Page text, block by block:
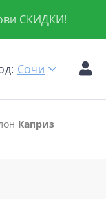
СКИДКИ!
Сочи
Каприз